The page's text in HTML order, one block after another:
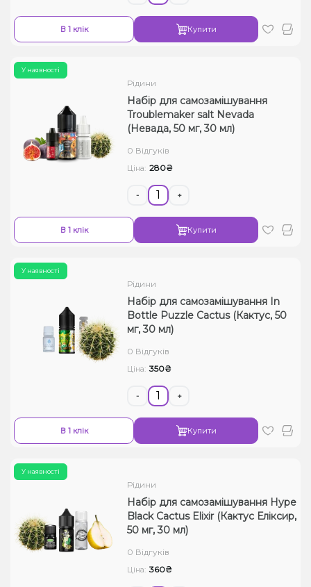
В 1 клік Купити
У наявності
Рідини
Набір для самозамішування
Troublemaker salt Nevada
(Невада, 50 мг, 30 мл)
0 Відгуків
Ціна: 280₴
- +
В 1 клік Купити
У наявності
Рідини
Набір для самозамішування In
Bottle Puzzle Cactus (Кактус, 50 ​​
мг, 30 мл)
0 Відгуків
Ціна: 350₴
- +
В 1 клік Купити
У наявності
Рідини
Набір для самозамішування Hype
Black Cactus Elixir (Кактус Еліксир,
50 мг, 30 мл)
0 Відгуків
Ціна: 360₴